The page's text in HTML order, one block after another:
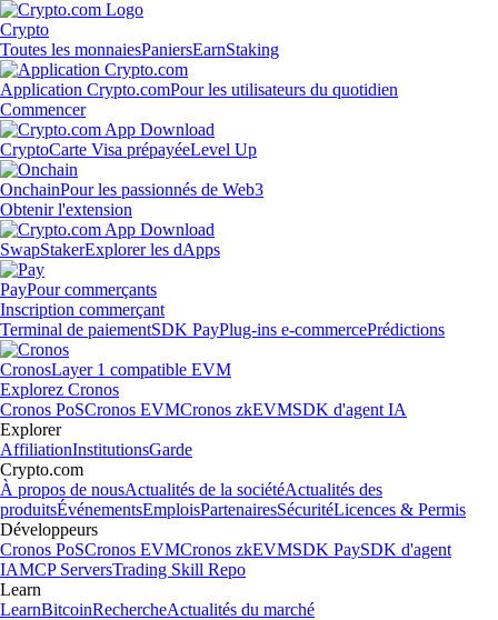
Crypto
Toutes les monnaiesPaniersEarnStaking
Application Crypto.comPour les utilisateurs du quotidien
Commencer
CryptoCarte Visa prépayéeLevel Up
OnchainPour les passionnés de Web3
Obtenir l'extension
SwapStakerExplorer les dApps
PayPour commerçants
Inscription commerçant
Terminal de paiementSDK PayPlug-ins e-commercePrédictions
CronosLayer 1 compatible EVM
Explorez Cronos
Cronos PoSCronos EVMCronos zkEVMSDK d'agent IA
Explorer
AffiliationInstitutionsGarde
Crypto.com
À propos de nousActualités de la sociétéActualités des
produitsÉvénementsEmploisPartenairesSécuritéLicences & Permis
Développeurs
Cronos PoSCronos EVMCronos zkEVMSDK PaySDK d'agent
IAMCP ServersTrading Skill Repo
Learn
LearnBitcoinRechercheActualités du marché